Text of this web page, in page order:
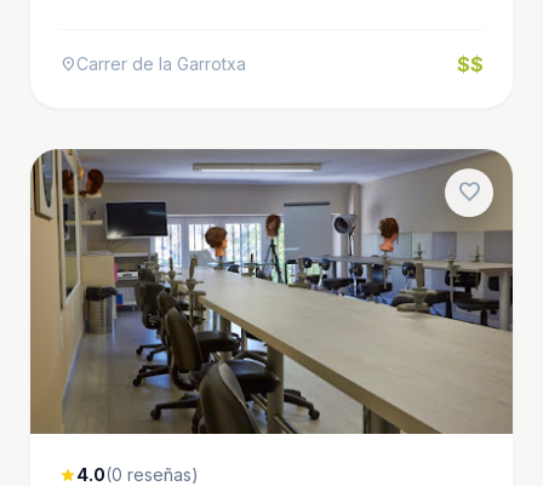
location_onCarrer de la Garrotxa $$
favorite
star4.0(0 reseñas)